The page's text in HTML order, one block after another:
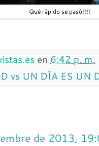
Qué rápido se pasó!!!!
en 6:42 p. m.
vs UN DÍA ES UN
de 2013,